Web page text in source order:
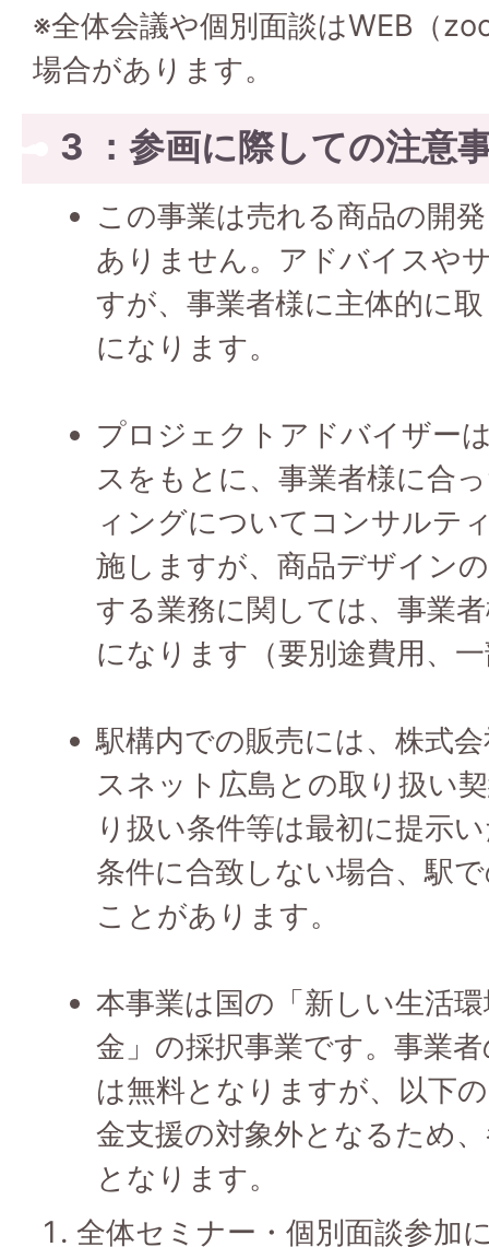
※全体会議や個別面談はWEB（
場合があります。
3 ：参画に際しての注意
この事業は売れる商品の開
ありません。アドバイスや
すが、事業者様に主体的に
になります。
プロジェクトアドバイザー
スをもとに、事業者様に合
ィングについてコンサルテ
施しますが、商品デザイン
する業務に関しては、事業
になります（要別途費用、
駅構内での販売には、株式
スネット広島との取り扱い
り扱い条件等は最初に提示
条件に合致しない場合、駅
ことがあります。
本事業は国の「新しい生活
金」の採択事業です。事業
は無料となりますが、以下
金支援の対象外となるため
となります。
全体セミナー・個別面談参加